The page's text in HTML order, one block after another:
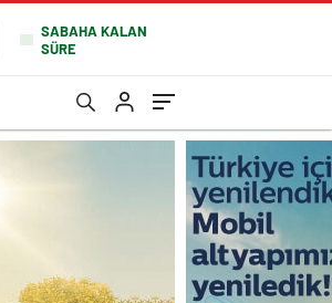
SABAHA KALAN
SÜRE